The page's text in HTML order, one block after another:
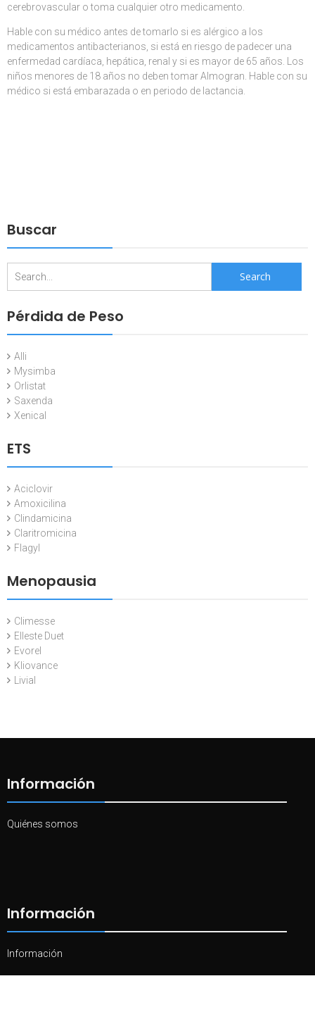
cerebrovascular o toma cualquier otro medicamento.
Hable con su médico antes de tomarlo si es alérgico a los
medicamentos antibacterianos, si está en riesgo de padecer una
enfermedad cardíaca, hepática, renal y si es mayor de 65 años. Los
niños menores de 18 años no deben tomar Almogran. Hable con su
médico si está embarazada o en periodo de lactancia.
Buscar
for:
Pérdida de Peso
Alli
Mysimba
Orlistat
Saxenda
Xenical
ETS
Aciclovir
Amoxicilina
Clindamicina
Claritromicina
Flagyl
Menopausia
Climesse
Elleste Duet
Evorel
Kliovance
Livial
Información
Quiénes somos
Información
Información